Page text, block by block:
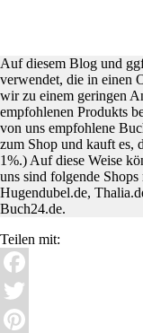
Auf diesem Blog und
verwendet, die in einen
wir zu einem geringen
empfohlenen Produkts
von uns empfohlene
zum Shop und kauft es,
1%.) Auf diese Weise
uns sind folgende
Hugendubel.de,
Buch24.de.
Teilen mit:
Facebook
Twitter